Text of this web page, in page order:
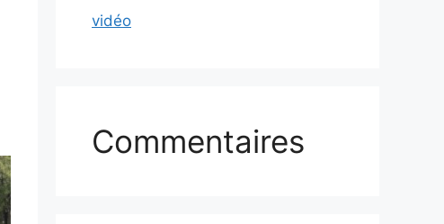
vidéo
Commentaires